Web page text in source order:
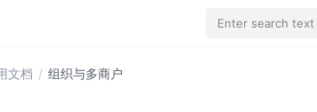
文档 / 组织与多商户
Enter search text